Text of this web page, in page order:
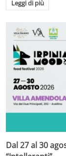
Leggi di più
Dal 27 al 30